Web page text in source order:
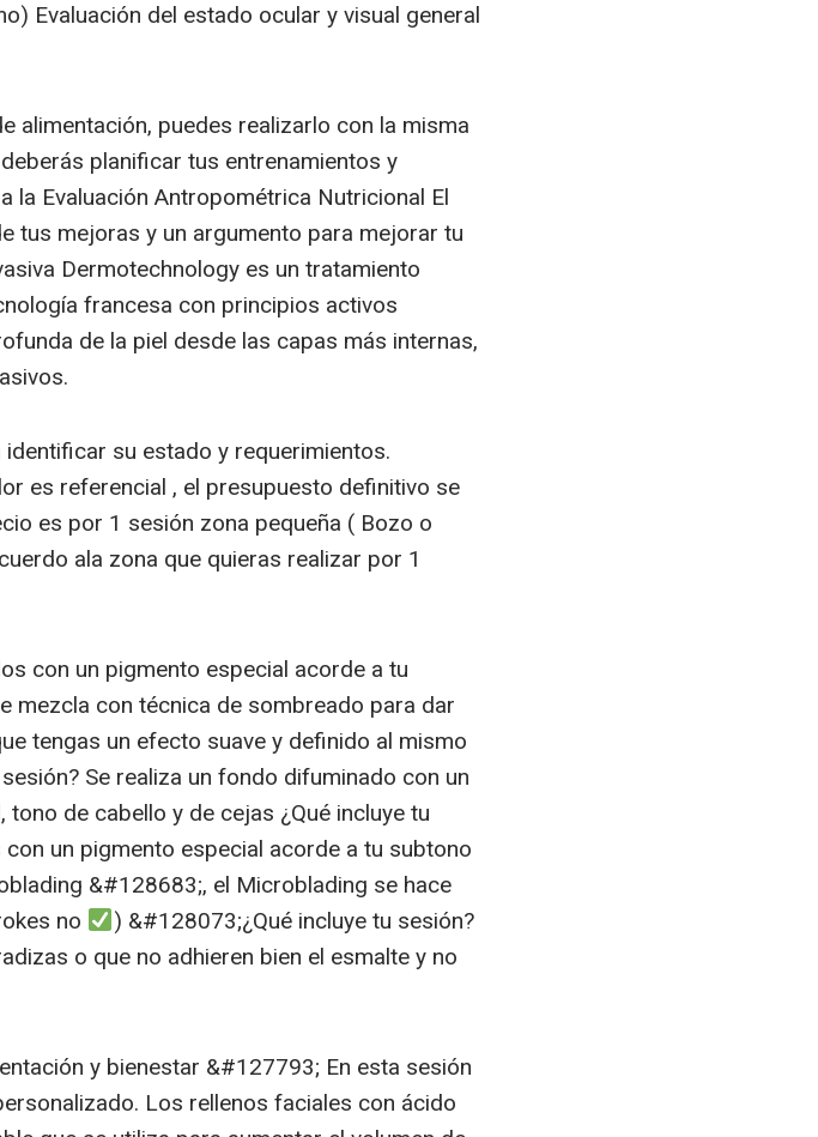
Evaluación del estado ocular y visual general
alimentación, puedes realizarlo con la misma
planificar tus entrenamientos y
la Evaluación Antropométrica Nutricional El
tus mejoras y un argumento para mejorar tu
Dermotechnology es un tratamiento
francesa con principios activos
de la piel desde las capas más internas,
su estado y requerimientos.
es referencial , el presupuesto definitivo se
es por 1 sesión zona pequeña ( Bozo o
ala zona que quieras realizar por 1
con un pigmento especial acorde a tu
mezcla con técnica de sombreado para dar
tengas un efecto suave y definido al mismo
Se realiza un fondo difuminado con un
de cabello y de cejas ¿Qué incluye tu
un pigmento especial acorde a tu subtono
&#128683;, el Microblading se hace
no
) &#128073;¿Qué incluye tu sesión?
o que no adhieren bien el esmalte y no
y bienestar &#127793; En esta sesión
Los rellenos faciales con ácido